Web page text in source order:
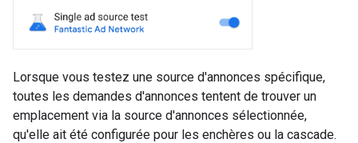
Lorsque vous testez une source d'annonces spécifique,
toutes les demandes d'annonces tentent de trouver un
emplacement via la source d'annonces sélectionnée,
qu'elle ait été configurée pour les enchères ou la cascade.